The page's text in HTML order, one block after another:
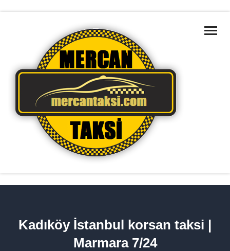
ANA SAYFA
MARMARA BÖLGELERI
HAKKIMIZDA
HIZMETLERIMIZ
TAKSILERIMIZ
İLETIŞIM
HIZMET BÖLGELERIMIZ
Kadıköy İstanbul korsan taksi |
Marmara 7/24